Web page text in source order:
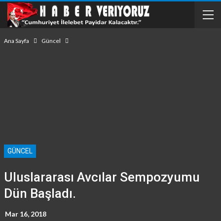
Ana Sayfa Güncel
GÜNCEL
Uluslararası Avcılar Sempozyumu
Dün Başladı.
Mar 16, 2018